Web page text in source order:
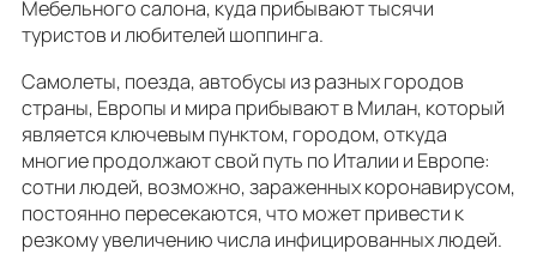
Мебельного салона, куда прибывают тысячи
туристов и любителей шоппинга.
Самолеты, поезда, автобусы из разных городов
страны, Европы и мира прибывают в Милан, который
является ключевым пунктом, городом, откуда
многие продолжают свой путь по Италии и Европе:
сотни людей, возможно, зараженных коронавирусом,
постоянно пересекаются, что может привести к
резкому увеличению числа инфицированных людей.